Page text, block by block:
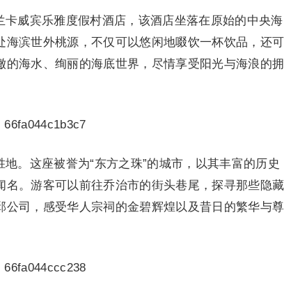
威宾乐雅度假村酒店，该酒店坐落在原始的中央海
滨世外桃源，不仅可以悠闲地啜饮一杯饮品，还可
海水、绚丽的海底世界，尽情享受阳光与海浪的拥
。这座被誉为“东方之珠”的城市，以其丰富的历史
。游客可以前往乔治市的街头巷尾，探寻那些隐藏
司，感受华人宗祠的金碧辉煌以及昔日的繁华与尊